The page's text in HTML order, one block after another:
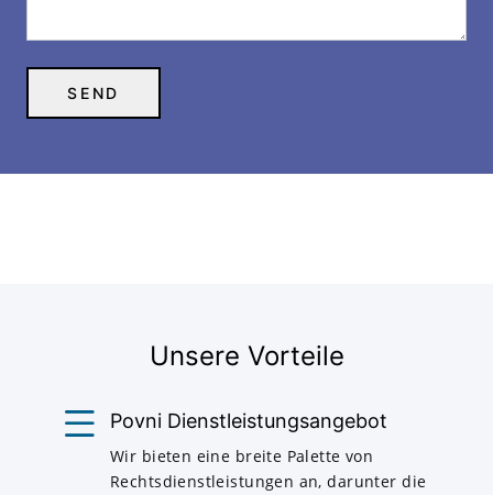
Unsere Vorteile
Povni Dienstleistungsangebot
Wir bieten eine breite Palette von
Rechtsdienstleistungen an, darunter die